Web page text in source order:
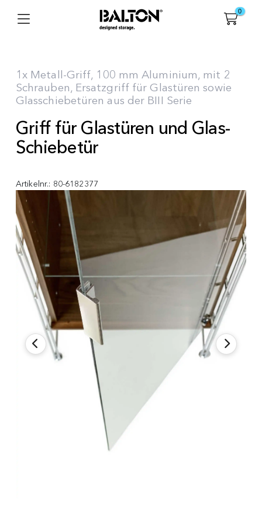
0
Ersatzgriff fürGlasschiebetür
1x Metall-Griff, 100 mm Aluminium, mit 2
Schrauben, Ersatzgriff für Glastüren sowie
Glasschiebetüren aus der BIII Serie
Griff für Glastüren und Glas-
Schiebetür
Artikelnr.: 80-6182377